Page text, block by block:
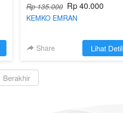
Rp 135.000 Rp 40.000
KEMKO EMRAN
Share `Lihat Detil
`Berakhir